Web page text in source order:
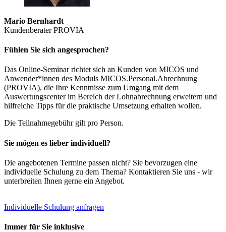
Mario Bernhardt
Kundenberater PROVIA
Fühlen Sie sich angesprochen?
Das Online-Seminar richtet sich an Kunden von MICOS und
Anwender*innen des Moduls MICOS.Personal.Abrechnung
(PROVIA), die Ihre Kenntnisse zum Umgang mit dem
Auswertungscenter im Bereich der Lohnabrechnung erweitern und
hilfreiche Tipps für die praktische Umsetzung erhalten wollen.
Die Teilnahmegebühr gilt pro Person.
Sie mögen es lieber individuell?
Die angebotenen Termine passen nicht? Sie bevorzugen eine
individuelle Schulung zu dem Thema? Kontaktieren Sie uns - wir
unterbreiten Ihnen gerne ein Angebot.
Individuelle Schulung anfragen
Immer für Sie inklusive